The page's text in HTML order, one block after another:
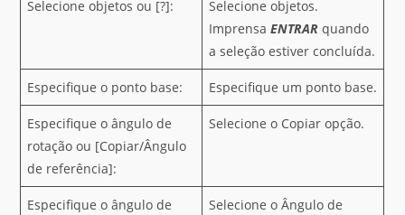
Selecione objetos ou [?]:
Selecione objetos.
ImprensaENTRAR quando
a seleção estiver concluída.
Especifique o ponto base: Especifique um ponto base.
Especifique o ângulo de
rotação ou [Copiar/Ângulo
de referência]:
Selecione o Copiar opção.
Especifique o ângulo de
Selecione o Ângulo de